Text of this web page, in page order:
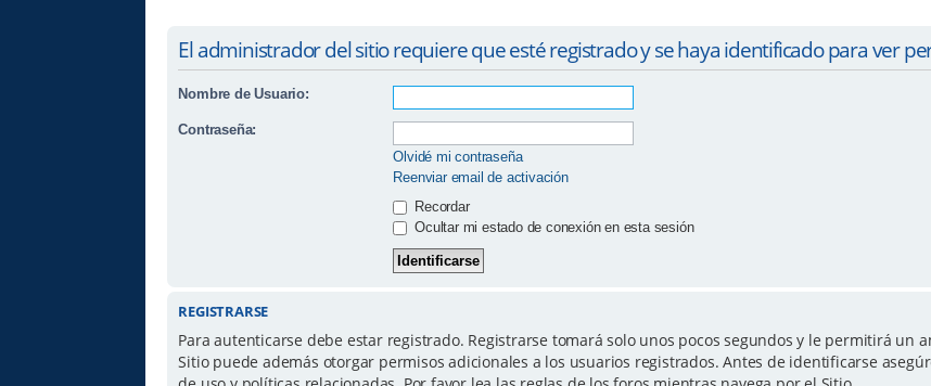
El administrador del sitio requiere que esté registrado y se haya identificado para ver
Nombre de Usuario:
Contraseña:
Olvidé mi contraseña
Reenviar email de activación
Recordar
Ocultar mi estado de conexión en esta sesión
REGISTRARSE
Para autenticarse debe estar registrado. Registrarse tomará solo unos pocos segundos y le permitirá un
Sitio puede además otorgar permisos adicionales a los usuarios registrados. Antes de identificarse